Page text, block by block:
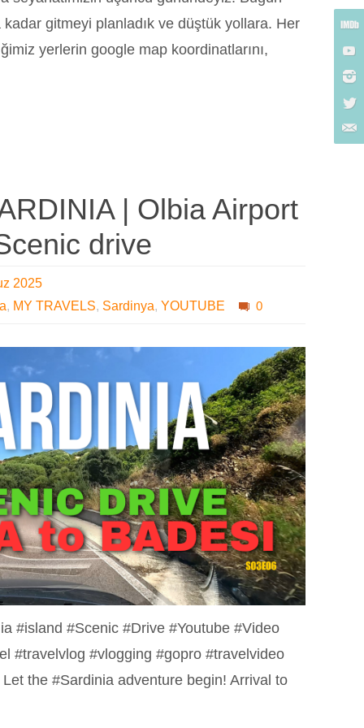
kadar gitmeyi planladık ve düştük yollara. Her
yerlerin google map koordinatlarını,
| Olbia Airport
drive
2025
, MY TRAVELS, Sardinya, YOUTUBE 0
#island #Scenic #Drive #Youtube #Video
#travelvlog #vlogging #gopro #travelvideo
the #Sardinia adventure begin! Arrival to